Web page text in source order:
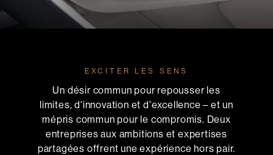
EXCITER LES SENS
Un désir commun pour repousser les
limites, d'innovation et d'excellence – et un
mépris commun pour le compromis. Deux
entreprises aux ambitions et expertises
partagées offrent une expérience hors pair.